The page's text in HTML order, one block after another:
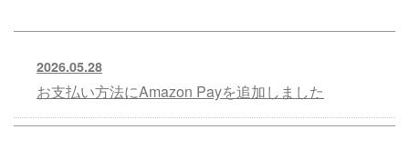
2026.05.28
お支払い方法にAmazon Payを追加しました